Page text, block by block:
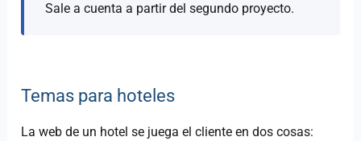
Sale a cuenta a partir del segundo proyecto.
Temas para hoteles
La web de un hotel se juega el cliente en dos cosas: